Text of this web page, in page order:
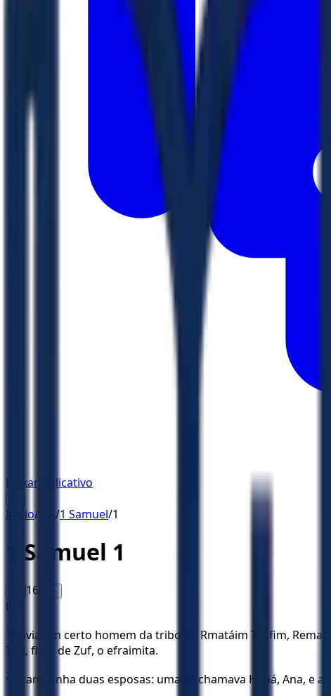
Baixar Aplicativo
Início/ KJA/1 Samuel/1
1 Samuel 1
16 A+
KJA
1
Havia um certo homem da tribo de Rmatáim Tsofim,
Toú, filho de Zuf, o efraimita.
2 Elcana tinha duas esposas: uma se chamava Haná, Ana,